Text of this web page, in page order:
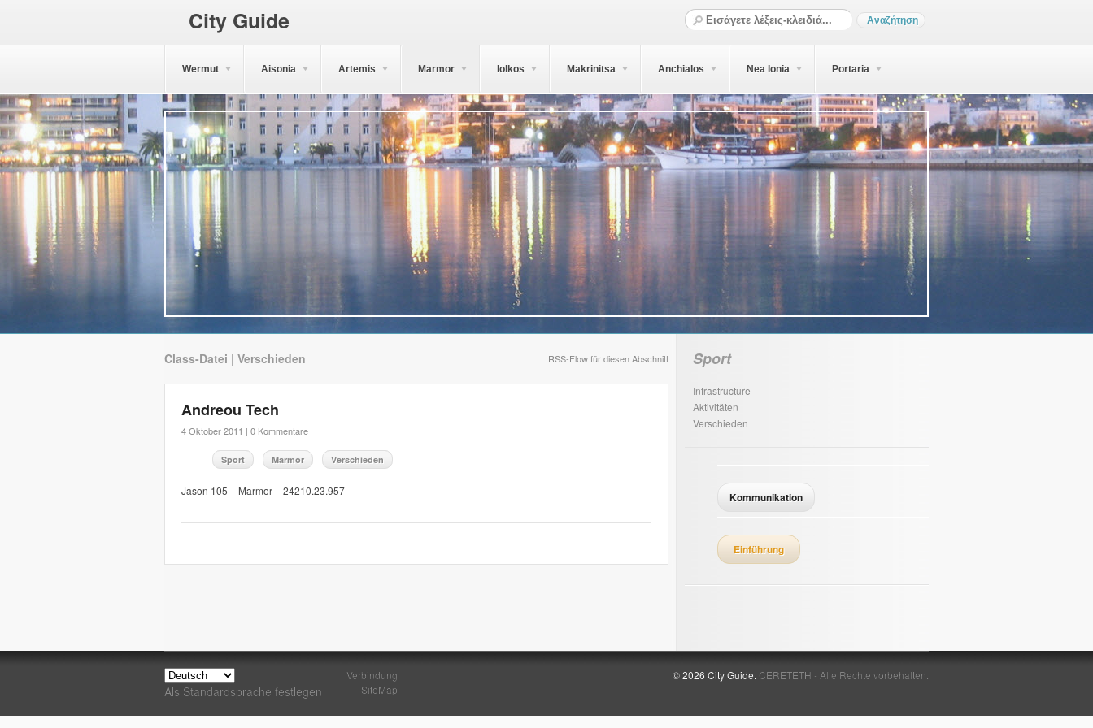
City Guide
Wermut Aisonia Artemis Marmor Iolkos Makrinitsa Anchialos Nea Ionia Portaria
Class-Datei | Verschieden RSS-Flow für diesen Abschnitt
Andreou Tech
4 Oktober 2011 | 0 Kommentare
Sport Marmor Verschieden
Jason 105 – Marmor – 24210.23.957
Sport
Infrastructure
Aktivitäten
Verschieden
Kommunikation
Einführung
Als Standardsprache festlegen
Verbindung
SiteMap
© 2026 City Guide. CERETETH - Alle Rechte vorbehalten.